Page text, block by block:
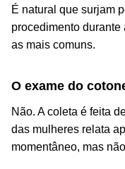
É natural que surjam
procedimento
as mais comuns.
O exame do
Não. A coleta é feita
das mulheres relata
momentâneo, mas